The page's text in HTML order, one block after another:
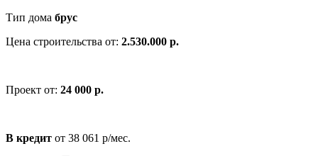
Тип дома брус
Цена строительства от: 2.530.000 р.
Проект от: 24 000 р.
В кредит от 38 061 р/мес.